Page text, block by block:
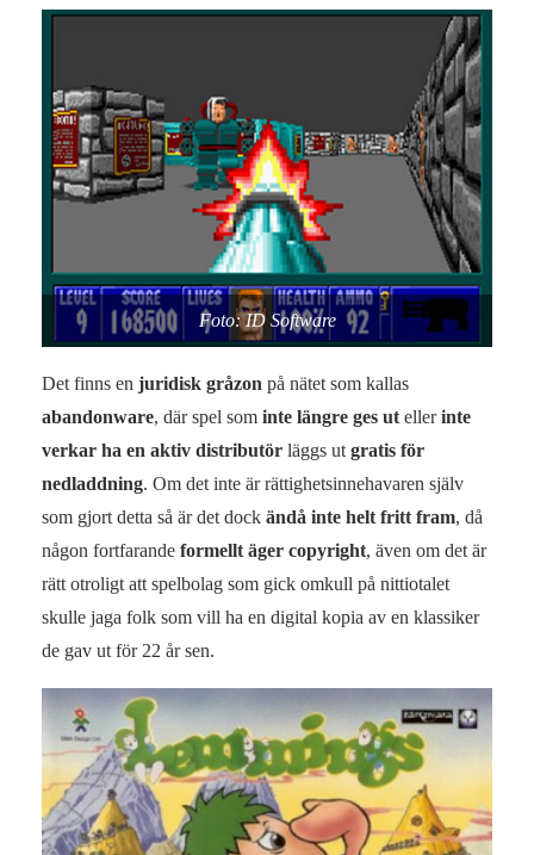
Foto: ID Software
Det finns en juridisk gråzon på nätet som kallas
abandonware, där spel som inte längre ges utellerinte
verkar ha en aktiv distributör läggs utgratis för
nedladdning. Om det inte är rättighetsinnehavaren själv
som gjort detta så är det dock ändå inte helt fritt fram, då
någon fortfarande formellt äger copyright, även om det är
rätt otroligt att spelbolag som gick omkull på nittiotalet
skulle jaga folk som vill ha en digital kopia av en klassiker
de gav ut för 22 år sen.